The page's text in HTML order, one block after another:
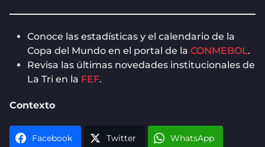
Conoce las estadísticas y el calendario de la
Copa del Mundo en el portal de la CONMEBOL.
Revisa las últimas novedades institucionales de
La Tri en la FEF.
Contexto
Facebook Twitter WhatsApp